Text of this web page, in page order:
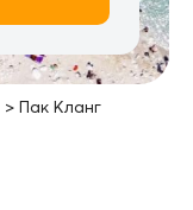
> Пак Кланг